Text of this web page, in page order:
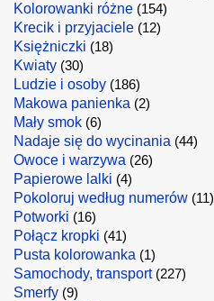
Kolorowanki różne (154)
Krecik i przyjaciele (12)
Księżniczki (18)
Kwiaty (30)
Ludzie i osoby (186)
Makowa panienka (2)
Mały smok (6)
Nadaje się do wycinania (44)
Owoce i warzywa (26)
Papierowe lalki (4)
Pokoloruj według numerów (11)
Potworki (16)
Połącz kropki (41)
Pusta kolorowanka (1)
Samochody, transport(227)
Smerfy (9)